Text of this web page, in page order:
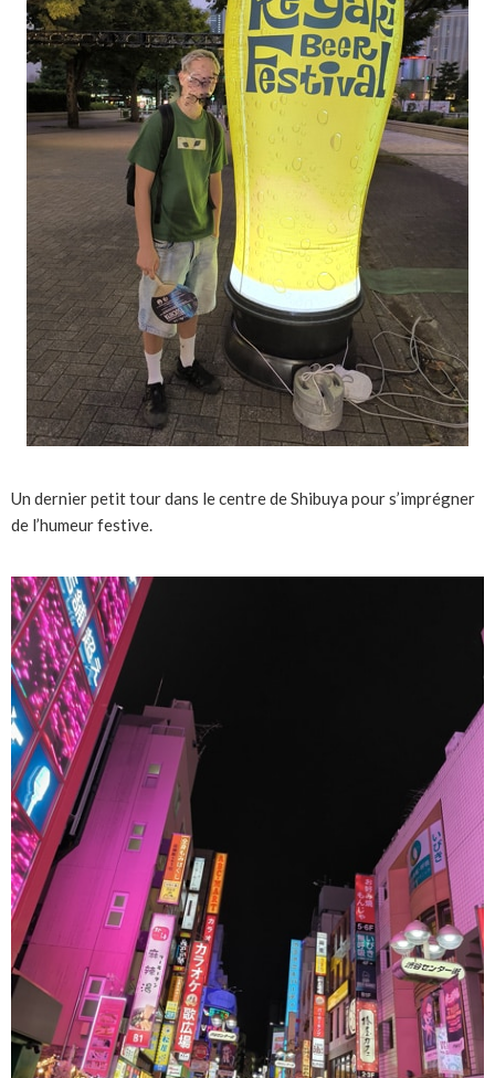
Un dernier petit tour dans le centre de Shibuya pour s’imprégner
de l’humeur festive.